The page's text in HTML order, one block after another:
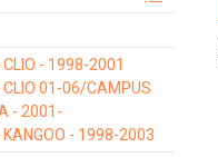
CLIO - 1998-2001
CLIO 01-06/CAMPUS
- 2001-
KANGOO - 1998-2003